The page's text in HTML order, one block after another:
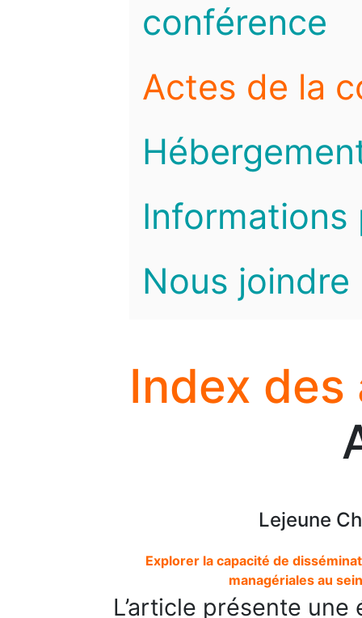
conférence
Actes de la
Informations
Nous joindre
Index
Lejeune
Explorer la capacité de
managériales au
L’article présente